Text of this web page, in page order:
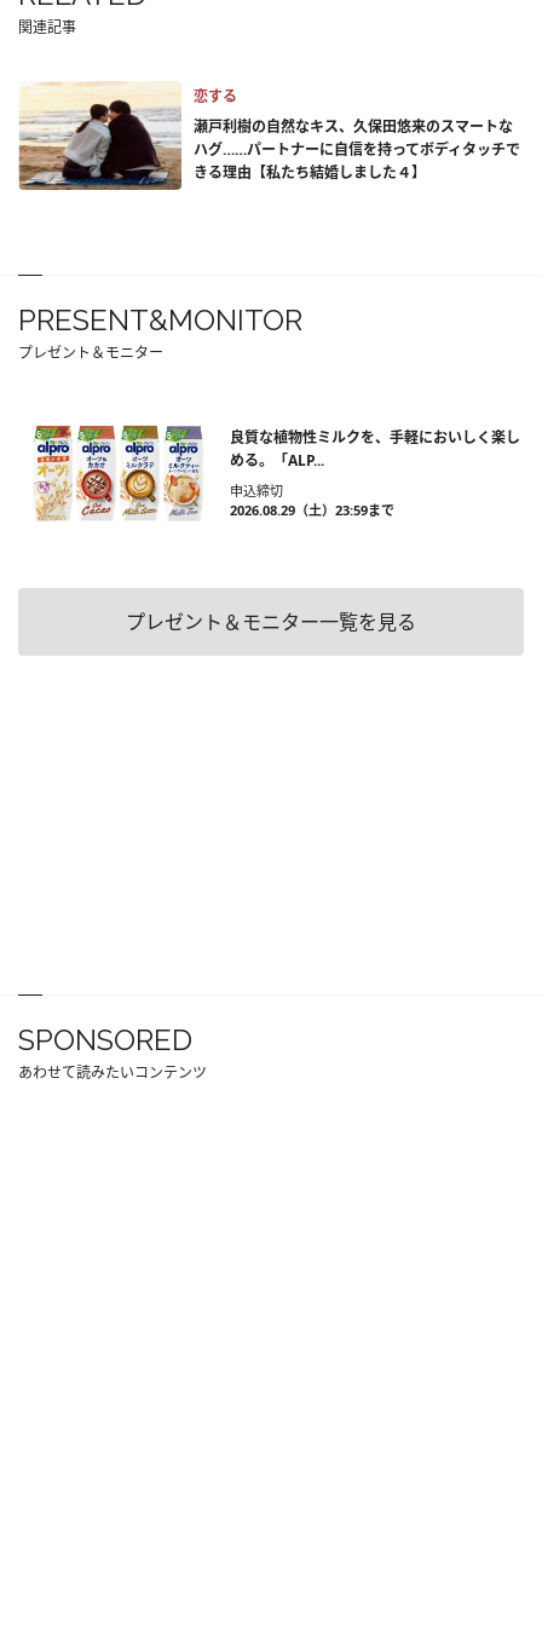
関連記事
恋する
瀬戸利樹の自然なキス、久保田悠来のスマートな
ハグ……パートナーに自信を持ってボディタッチで
きる理由【私たち結婚しました４】
PRESENT&MONITOR
プレゼント＆モニター
良質な植物性ミルクを、手軽においしく楽し
める。「ALP...
申込締切
2026.08.29（土）23:59まで
プレゼント＆モニター一覧を見る
SPONSORED
あわせて読みたいコンテンツ